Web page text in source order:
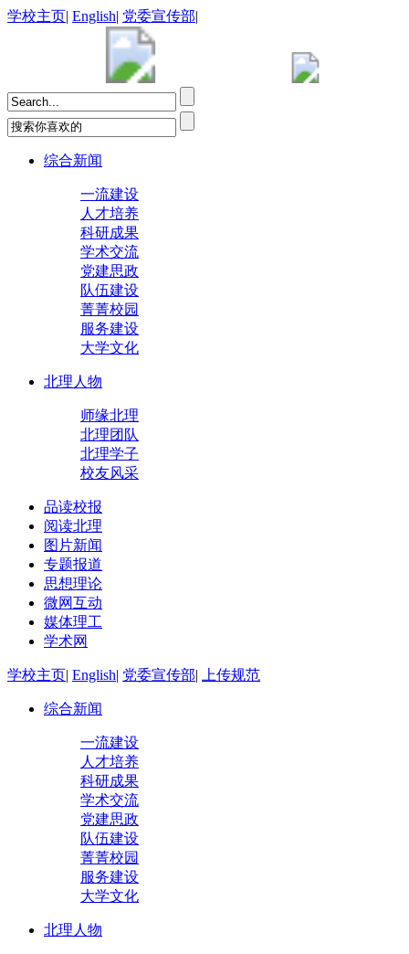
学校主页| English| 党委宣传部|
综合新闻
一流建设
人才培养
科研成果
学术交流
党建思政
队伍建设
菁菁校园
服务建设
大学文化
北理人物
师缘北理
北理团队
北理学子
校友风采
品读校报
阅读北理
图片新闻
专题报道
思想理论
微网互动
媒体理工
学术网
学校主页| English| 党委宣传部| 上传规范
综合新闻
一流建设
人才培养
科研成果
学术交流
党建思政
队伍建设
菁菁校园
服务建设
大学文化
北理人物